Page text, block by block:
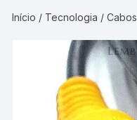
Início / Tecnologia /Cabos